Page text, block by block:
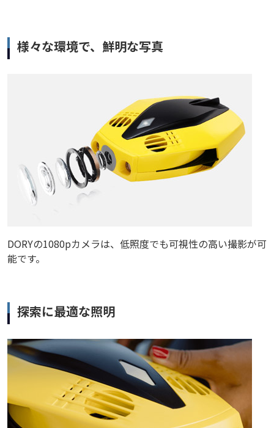
様々な環境で、鮮明な写真
DORYの1080pカメラは、低照度でも可視性の高い撮影が可
能です。
探索に最適な照明